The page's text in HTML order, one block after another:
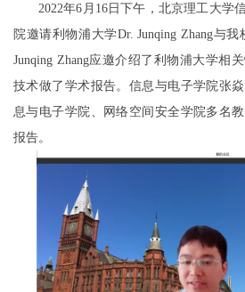
2022年6 月 16日下午 ，北京理工大学
院邀请利物浦大学Dr.Junqing Zhang与我
Junqing Zhang应邀介绍了利物浦大学相
技术做了学术报告。 信息与电子学院张焱
息与电子学院 、网络空间安全学院多名
报告。